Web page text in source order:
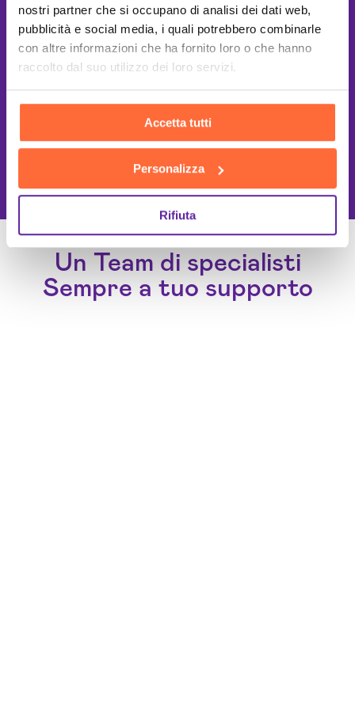
nostri partner che si occupano di analisi dei dati web,
pubblicità e social media, i quali potrebbero combinarle
con altre informazioni che ha fornito loro o che hanno
raccolto dal suo utilizzo dei loro servizi.
Accetta tutti
Personalizza
Rifiuta
andTerms of Service apply.
Un Team di specialisti
Sempre a tuo supporto